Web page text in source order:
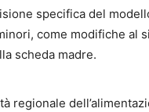
specifica del
come modifiche al
scheda madre.
regionale